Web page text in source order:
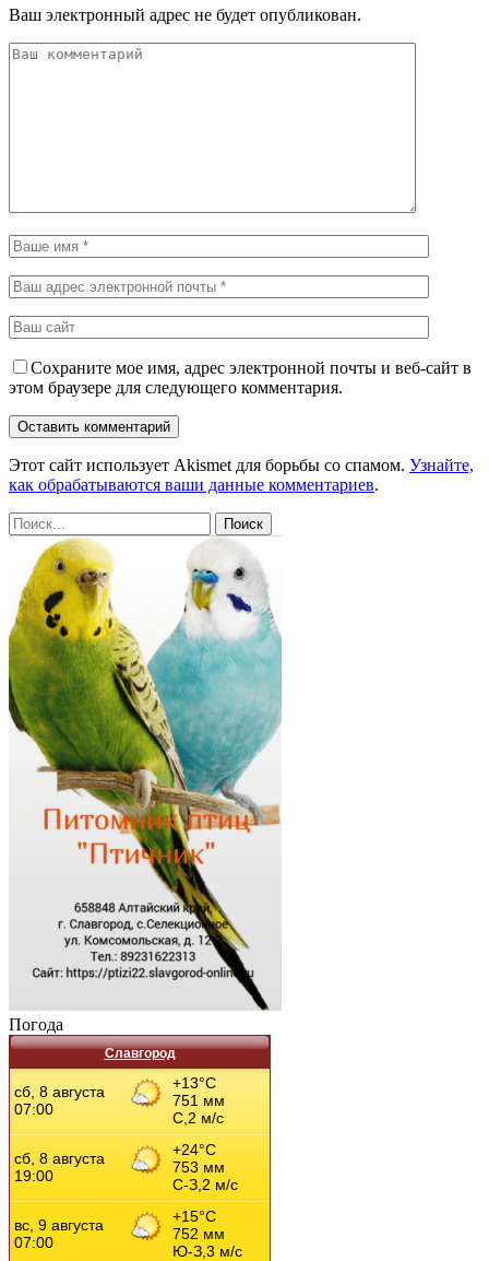
Ваш электронный адрес не будет опубликован.
Сохраните мое имя, адрес электронной почты и веб-сайт в
этом браузере для следующего комментария.
Этот сайт использует Akismet для борьбы со спамом. Узнайте,
как обрабатываются ваши данные комментариев.
Погода
Славгород